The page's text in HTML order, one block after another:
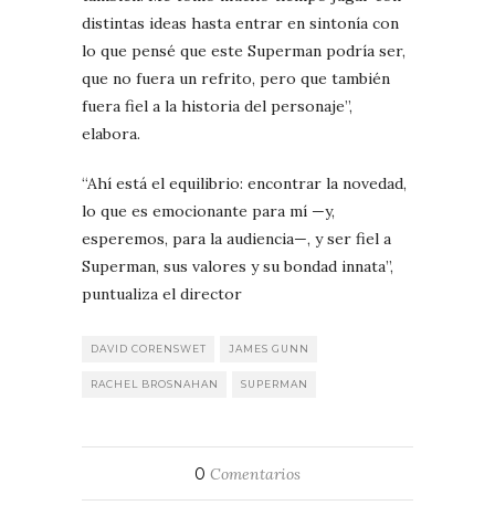
distintas ideas hasta entrar en sintonía con
lo que pensé que este Superman podría ser,
que no fuera un refrito, pero que también
fuera fiel a la historia del personaje”,
elabora.
“Ahí está el equilibrio: encontrar la novedad,
lo que es emocionante para mí —y,
esperemos, para la audiencia—, y ser fiel a
Superman, sus valores y su bondad innata”,
puntualiza el director
DAVID CORENSWET JAMES GUNN
RACHEL BROSNAHAN SUPERMAN
0 Comentarios